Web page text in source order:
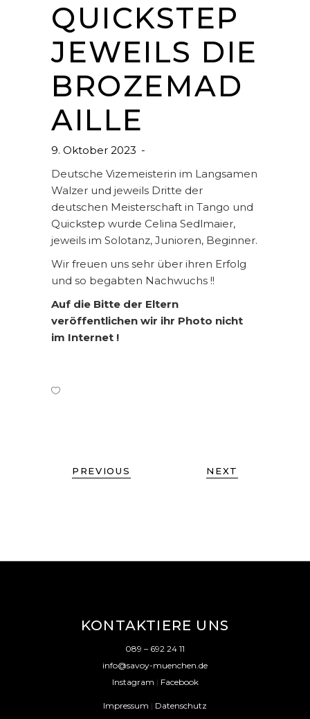
QUICKSTEP
JEWEILS DIE
BROZEMAD
AILLE
9. Oktober 2023
Deutsche Vizemeisterin im Langsamen
Walzer und jeweils Dritte der
deutschen Meisterschaft in Tango und
Quickstep wurde Celina Sedlmaier,
jeweils im Solotanz, Junioren, Beginner.
Wir freuen uns sehr über ihren Erfolg
und so begabten Nachwuchs !!
Auf die Bitte der Eltern
veröffentlichen wir ihr Photo nicht
im Internet !
PREVIOUS NEXT
KONTAKTIERE UNS
089 – 692 24 11
info@savoy-muenchen.de
Instagram | Facebook
Impressum | Datenschutz